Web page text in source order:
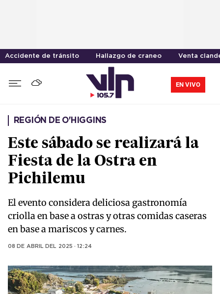
Accidente de tránsito Hallazgo de craneo Venta
EN VIVO
REGIÓN DE O'HIGGINS
Este sábado se realizará la
Fiesta de la Ostra en
Pichilemu
El evento considera deliciosa gastronomía
criolla en base a ostras y otras comidas caseras
en base a mariscos y carnes.
08 DE ABRIL DEL 2025 · 12:24